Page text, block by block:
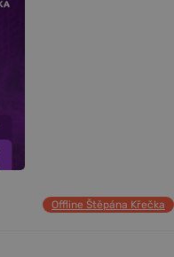
Offline Štěpána Křečka